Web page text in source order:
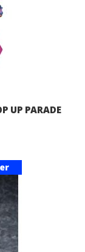
UP PARADE